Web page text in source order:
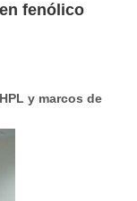
fenólico
y marcos de